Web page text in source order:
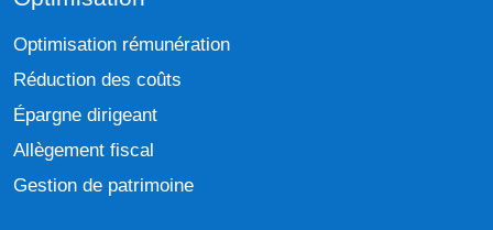
Optimisation rémunération
Réduction des coûts
Épargne dirigeant
Allègement fiscal
Gestion de patrimoine